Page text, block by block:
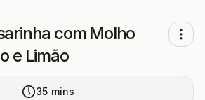
com Molho
e Limão
35 mins